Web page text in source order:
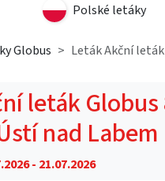
Polské letáky
Globus Leták Akční leták
leták Globus
nad Labem
- 21.07.2026